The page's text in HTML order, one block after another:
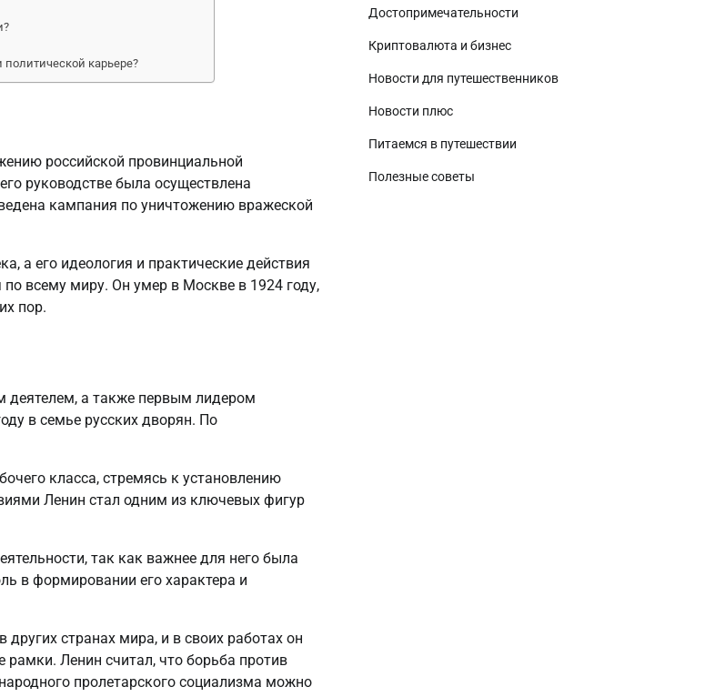
карьере?
российской провинциальной
руководстве была осуществлена
кампания по уничтожению вражеской
а его идеология и практические действия
всему миру. Он умер в Москве в 1924 году,
пор.
деятелем, а также первым лидером
в семье русских дворян. По
класса, стремясь к установлению
Ленин стал одним из ключевых фигур
так как важнее для него была
в формировании его характера и
странах мира, и в своих работах он
Ленин считал, что борьба против
пролетарского социализма можно
Достопримечательности
Криптовалюта и бизнес
Новости для путешественников
Новости плюс
Питаемся в путешествии
Полезные советы